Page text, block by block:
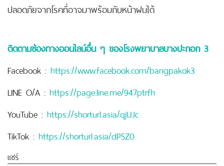
ปลอดภัยจากโรคที่อาจมาพร้อมกับหน้าฝนได้
ติดตามช่องทางออนไลน์อื่น ๆ ของโรงพยาบาลบางปะกอก 3
Facebook : https://www.facebook.com/bangpakok3
LINE O/A : https://page.line.me/947ptrfh
YouTube : https://shorturl.asia/qjUJc
TikTok : https://shorturl.asia/dP5Z0
แชร์